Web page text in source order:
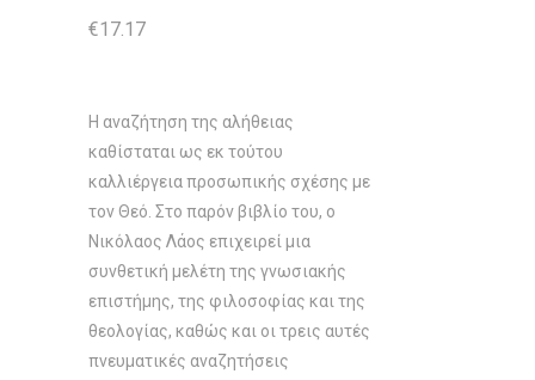
€17.17
Η αναζήτηση της αλήθειας
καθίσταται ως εκ τούτου
καλλιέργεια προσωπικής σχέσης με
τον Θεό. Στο παρόν βιβλίο του, ο
Νικόλαος Λάος επιχειρεί μια
συνθετική μελέτη της γνωσιακής
επιστήμης, της φιλοσοφίας και της
θεολογίας, καθώς και οι τρεις αυτές
πνευματικές αναζητήσεις